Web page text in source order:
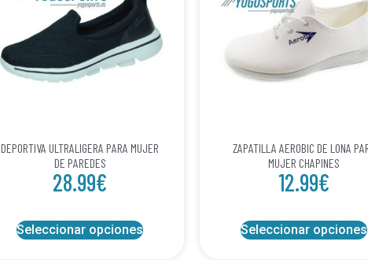
DEPORTIVA ULTRALIGERA PARA MUJER
DE PAREDES
28.99€
Seleccionar opciones
ZAPATILLA AEROBIC DE LONA
MUJER CHAPINES
12.99€
Seleccionar opciones